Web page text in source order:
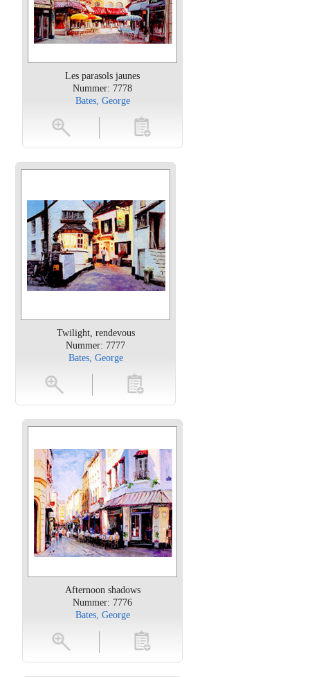
Les parasols jaunes
Nummer: 7778
Bates, George
toevoegen
Twilight, rendevous
Nummer: 7777
Bates, George
toevoegen
Afternoon shadows
Nummer: 7776
Bates, George
toevoegen